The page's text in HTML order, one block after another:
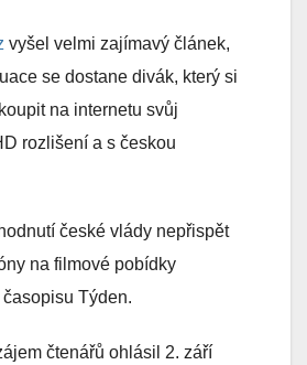
vyšel velmi zajímavý článek,
se dostane divák, který si
na internetu svůj
rozlišení a s českou
české vlády nepřispět
na filmové pobídky
Týden.
čtenářů ohlásil 2. září